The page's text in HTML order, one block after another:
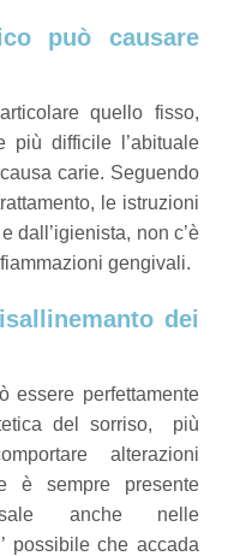
può causare
quello fisso,
più difficile l’abituale
carie. Seguendo
le istruzioni
dall’igienista, non c’è
gengivali.
dei
essere perfettamente
del sorriso, più
alterazioni
è sempre presente
anche nelle
possibile che accada